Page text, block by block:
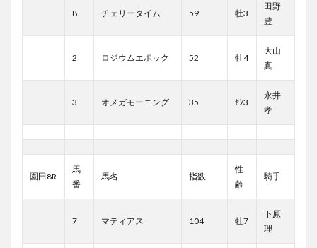
8 チェリータイム 59 牡3
田野
豊
2 ロジウムエポック 52 牡4
大山
真
3 オメガモーニング 35 ｾﾝ3
永井
孝
園田8R
馬
番
馬名 指数
性
齢
騎手
7 マティアス 104 牡7
下原
理